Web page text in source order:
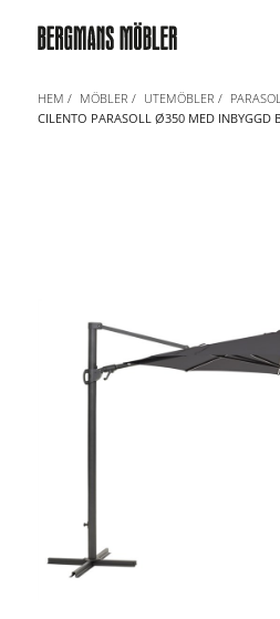
HEM MÖBLER UTEMÖBLER
CILENTO PARASOLL Ø350 MED INBYGGD